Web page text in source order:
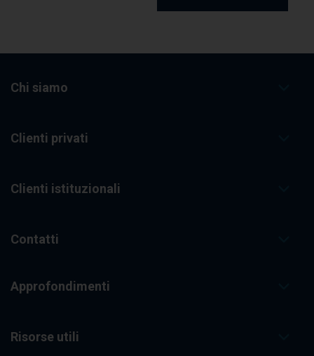
Chi siamo
Clienti privati
Clienti istituzionali
Contatti
Approfondimenti
Risorse utili